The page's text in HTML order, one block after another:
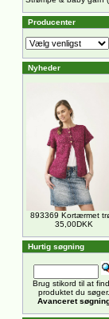
Producenter
Nyheder
893369 Kortærmet
35,00DKK
Hurtig søgning
Brug stikord til at
produktet du søger.
Avanceret